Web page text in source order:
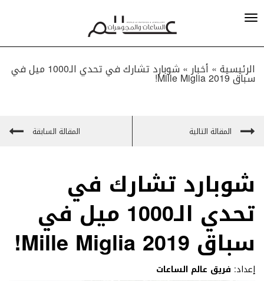
الرئيسية » أخبار» شوبارد تشارك في تحدي الـ1000 ميل في
سباق Mille Miglia 2019!
المقالة التالية المقالة السابقة
شوبارد تشارك في
تحدي الـ1000 ميل في
سباق Mille Miglia 2019!
إعداد: فريق عالم الساعات